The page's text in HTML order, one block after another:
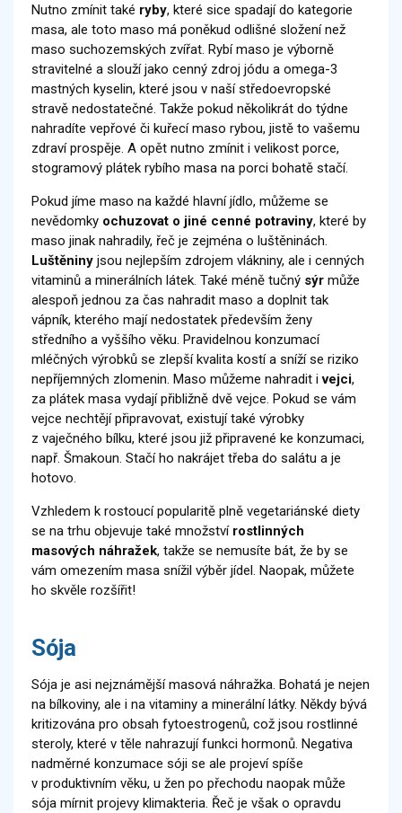
Nutno zmínit také ryby, které sice spadají do kategorie
masa, ale toto maso má poněkud odlišné složení než
maso suchozemských zvířat. Rybí maso je výborně
stravitelné a slouží jako cenný zdroj jódu a omega-3
mastných kyselin, které jsou v naší středoevropské
stravě nedostatečné. Takže pokud několikrát do týdne
nahradíte vepřové či kuřecí maso rybou, jistě to vašemu
zdraví prospěje. A opět nutno zmínit i velikost porce,
stogramový plátek rybího masa na porci bohatě stačí.
Pokud jíme maso na každé hlavní jídlo, můžeme se
nevědomky ochuzovat o jiné cenné potraviny, které by
maso jinak nahradily, řeč je zejména o luštěninách.
Luštěniny jsou nejlepším zdrojem vlákniny, ale i cenných
vitaminů a minerálních látek. Také méně tučný sýr může
alespoň jednou za čas nahradit maso a doplnit tak
vápník, kterého mají nedostatek především ženy
středního a vyššího věku. Pravidelnou konzumací
mléčných výrobků se zlepší kvalita kostí a sníží se riziko
nepříjemných zlomenin. Maso můžeme nahradit ivejci,
za plátek masa vydají přibližně dvě vejce. Pokud se vám
vejce nechtějí připravovat, existují také výrobky
z vaječného bílku, které jsou již připravené ke konzumaci,
např. Šmakoun. Stačí ho nakrájet třeba do salátu a je
hotovo.
Vzhledem k rostoucí popularitě plně vegetariánské diety
se na trhu objevuje také množství rostlinných
masových náhražek, takže se nemusíte bát, že by se
vám omezením masa snížil výběr jídel. Naopak, můžete
ho skvěle rozšířit!
Sója
Sója je asi nejznámější masová náhražka. Bohatá je nejen
na bílkoviny, ale i na vitaminy a minerální látky. Někdy bývá
kritizována pro obsah fytoestrogenů, což jsou rostlinné
steroly, které v těle nahrazují funkci hormonů. Negativa
nadměrné konzumace sóji se ale projeví spíše
v produktivním věku, u žen po přechodu naopak může
sója mírnit projevy klimakteria. Řeč je však o opravdu